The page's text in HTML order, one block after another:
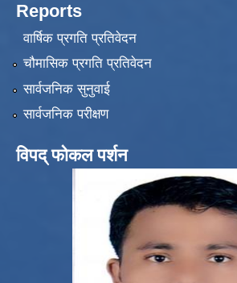
Reports
वार्षिक प्रगति प्रतिवेदन
चौमासिक प्रगति प्रतिवेदन
सार्वजनिक सुनुवाई
सार्वजनिक परीक्षण
विपद् फोकल पर्शन